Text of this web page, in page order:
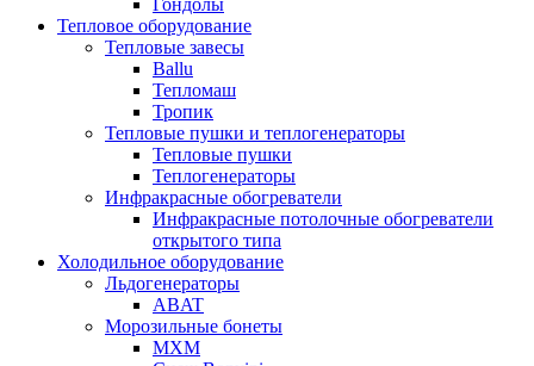
Тепловое оборудование
Тепловые завесы
Ballu
Тепломаш
Тропик
Тепловые пушки и теплогенераторы
Тепловые пушки
Теплогенераторы
Инфракрасные обогреватели
Инфракрасные потолочные обогреватели
открытого типа
Холодильное оборудование
Льдогенераторы
ABAT
Морозильные бонеты
МХМ